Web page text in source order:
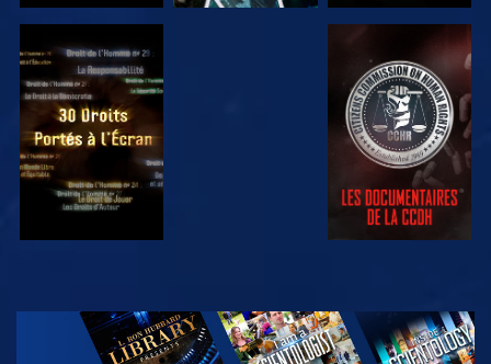
REGARDER REGARDER
REGARDER
DÉCOUVRIR
LES SÉRIES